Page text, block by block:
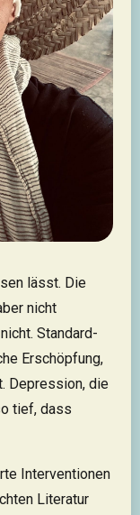
lässt. Die
nicht
Standard-
Erschöpfung,
Depression, die
tief, dass
Interventionen
Literatur